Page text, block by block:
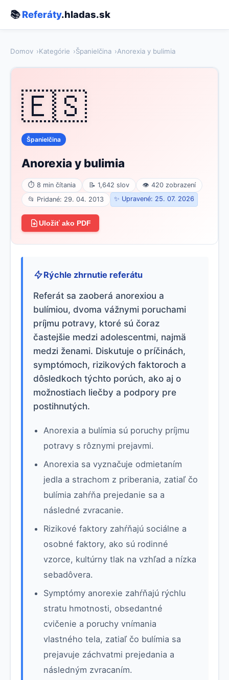
📚Referáty.hladas.sk
Domov Kategórie Španielčina Anorexia y bulimia
🇪🇸
Španielčina
Anorexia y bulimia
⏱ 8 min čítania 📝 1,642 slov
👁 420 zobrazení
📂 Pridané: 29. 04. 2013
✨ Upravené: 25. 07. 2026
Uložiť ako PDF
Rýchle zhrnutie referátu
Referát sa zaoberá anorexiou a
bulímiou, dvoma vážnymi poruchami
príjmu potravy, ktoré sú čoraz
častejšie medzi adolescentmi, najmä
medzi ženami. Diskutuje o príčinách,
symptómoch, rizikových faktoroch a
dôsledkoch týchto porúch, ako aj o
možnostiach liečby a podpory pre
postihnutých.
Anorexia a bulímia sú poruchy príjmu
potravy s rôznymi prejavmi.
Anorexia sa vyznačuje odmietaním
jedla a strachom z priberania, zatiaľ čo
bulímia zahŕňa prejedanie sa a
následné zvracanie.
Rizikové faktory zahŕňajú sociálne a
osobné faktory, ako sú rodinné
vzorce, kultúrny tlak na vzhľad a nízka
sebadôvera.
Symptómy anorexie zahŕňajú rýchlu
stratu hmotnosti, obsedantné
cvičenie a poruchy vnímania
vlastného tela, zatiaľ čo bulímia sa
prejavuje záchvatmi prejedania a
následným zvracaním.